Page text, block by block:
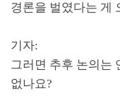
경론을 벌였다는 게
기자:
그러면 추후 논의는
없나요?